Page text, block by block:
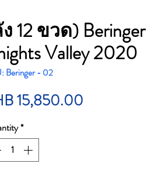
12 ขวด) Beringer
Valley 2020
Beringer - 02
15,850.00
*